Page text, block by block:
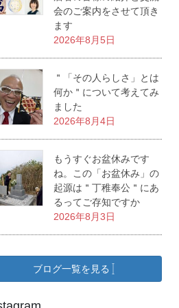
会のご案内をさせて頂き
ます
2026年8月5日
＂「その人らしさ」とは
何か＂について考えてみ
ました
2026年8月4日
もうすぐお盆休みです
ね。この「お盆休み」の
起源は＂丁稚奉公＂にあ
るってご存知ですか
2026年8月3日
ブログ一覧を見る